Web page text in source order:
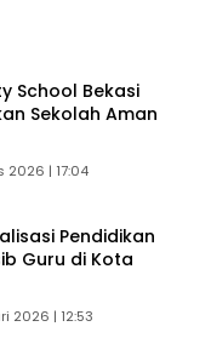
School Bekasi
Sekolah Aman
2026 | 17:04
Pendidikan
Guru di Kota
2026 | 12:53